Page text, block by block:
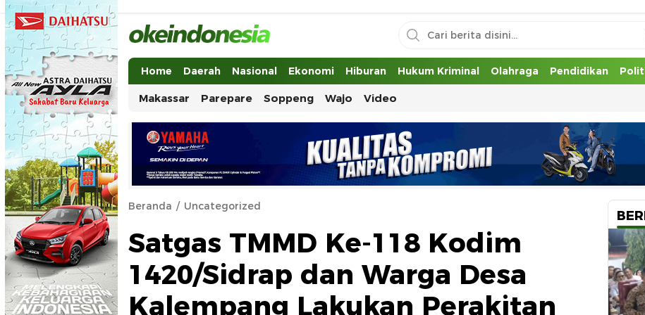
Okeindonesia.Online
Mengonlinekan Indonesia Secara Utuh
Home Daerah Nasional Ekonomi Hiburan Hukum Kriminal Olahraga Pendidikan
Makassar Parepare Soppeng Wajo Video
Beranda Uncategorized
Satgas TMMD Ke-118 Kodim
1420/Sidrap dan Warga Desa
Kalempang Lakukan Perakitan